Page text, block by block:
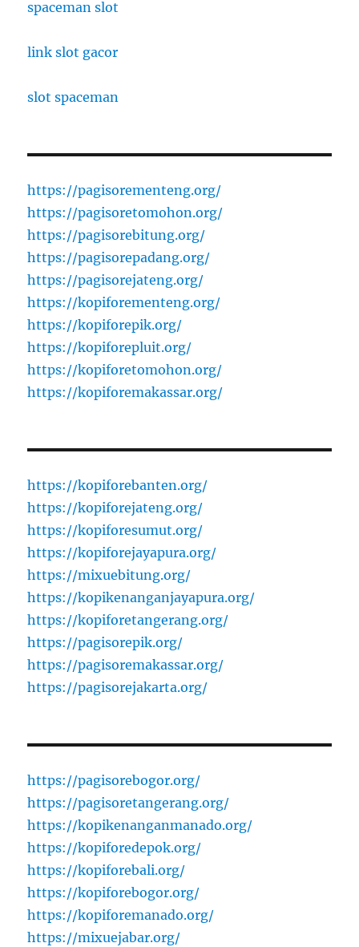
spaceman slot
link slot gacor
slot spaceman
https://pagisorementeng.org/
https://pagisoretomohon.org/
https://pagisorebitung.org/
https://pagisorepadang.org/
https://pagisorejateng.org/
https://kopiforementeng.org/
https://kopiforepik.org/
https://kopiforepluit.org/
https://kopiforetomohon.org/
https://kopiforemakassar.org/
https://kopiforebanten.org/
https://kopiforejateng.org/
https://kopiforesumut.org/
https://kopiforejayapura.org/
https://mixuebitung.org/
https://kopikenanganjayapura.org/
https://kopiforetangerang.org/
https://pagisorepik.org/
https://pagisoremakassar.org/
https://pagisorejakarta.org/
https://pagisorebogor.org/
https://pagisoretangerang.org/
https://kopikenanganmanado.org/
https://kopiforedepok.org/
https://kopiforebali.org/
https://kopiforebogor.org/
https://kopiforemanado.org/
https://mixuejabar.org/